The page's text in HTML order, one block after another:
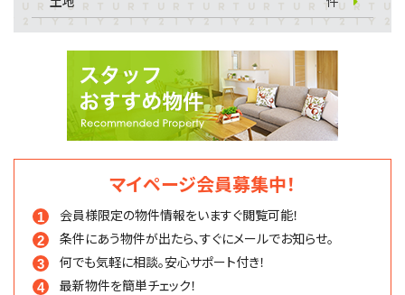
マイページ会員募集中！
会員様限定の物件情報をいますぐ閲覧可能！
条件にあう物件が出たら、すぐにメールでお知らせ。
何でも気軽に相談。安心サポート付き！
最新物件を簡単チェック！